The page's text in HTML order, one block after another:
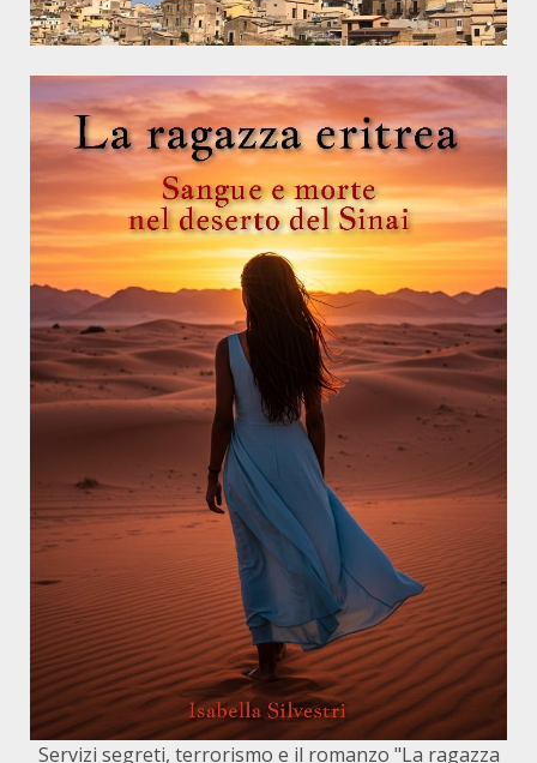
Servizi segreti, terrorismo e il romanzo "La ragazza